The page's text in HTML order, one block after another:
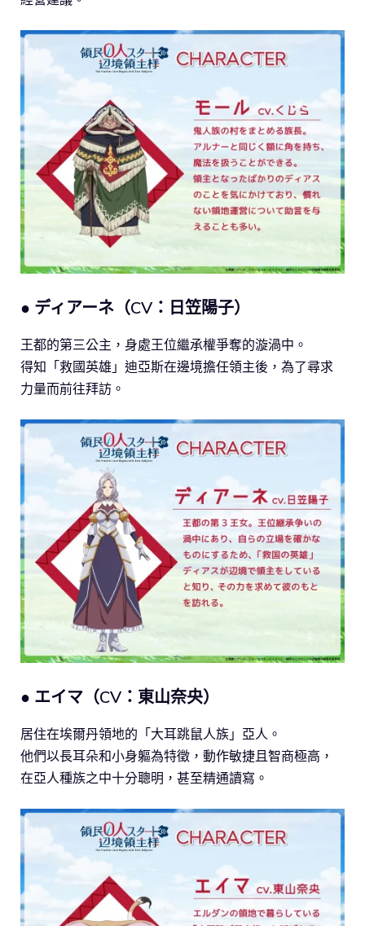
● ディアーネ（CV：日笠陽子）
王都的第三公主，身處王位繼承權爭奪的漩渦中。
得知「救國英雄」迪亞斯在邊境擔任領主後，為了尋求
力量而前往拜訪。
● エイマ（CV：東山奈央）
居住在埃爾丹領地的「大耳跳鼠人族」亞人。
他們以長耳朵和小身軀為特徵，動作敏捷且智商極高，
在亞人種族之中十分聰明，甚至精通讀寫。